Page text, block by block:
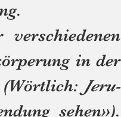
in der
Jeru-
sehen»).